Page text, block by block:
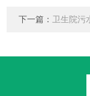
下一篇： 卫生院